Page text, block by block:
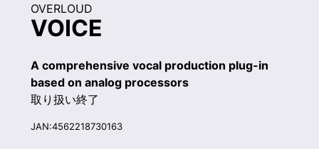
OVERLOUD
VOICE
A comprehensive vocal production plug-in
based on analog processors
取り扱い終了
JAN:4562218730163